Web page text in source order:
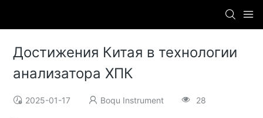
Достижения Китая в технологии
анализатора ХПК
2025-01-17 Boqu Instrument 28